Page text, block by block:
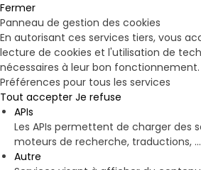
Fermer
Panneau de gestion des cookies
En autorisant ces services tiers, vous
lecture de cookies et l'utilisation de
nécessaires à leur bon fonctionnement.
Préférences pour tous les services
Tout accepter Je refuse
APIs
Les APIs permettent de charger des
moteurs de recherche, traductions, ...
Autre